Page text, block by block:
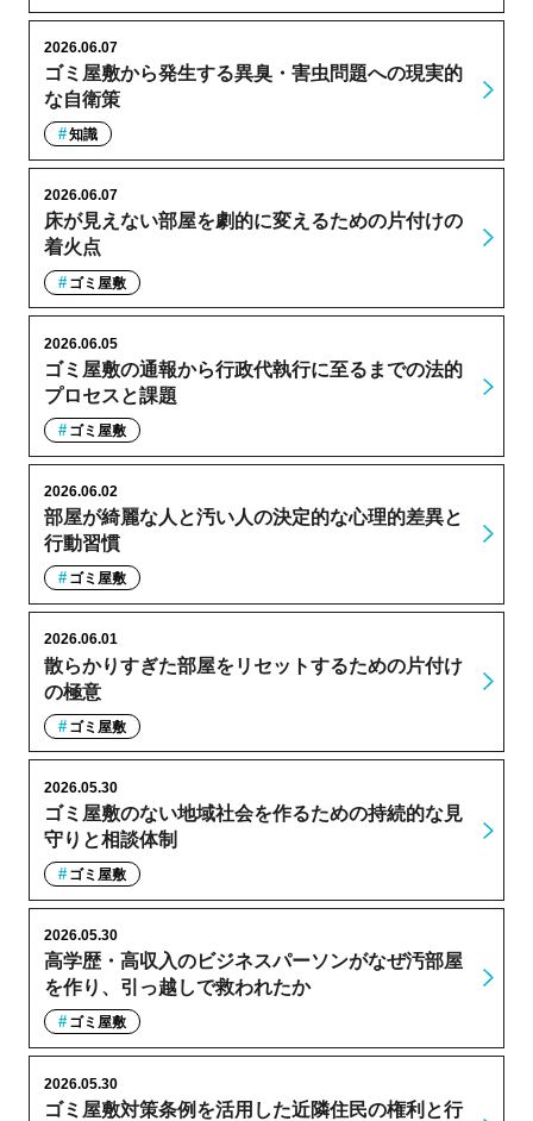
ゴミ屋敷から発生する異臭・害虫問題への現実的
な自衛策
2026.06.07
知識
床が見えない部屋を劇的に変えるための片付けの
着火点
2026.06.07
ゴミ屋敷
ゴミ屋敷の通報から行政代執行に至るまでの法的
プロセスと課題
2026.06.05
ゴミ屋敷
部屋が綺麗な人と汚い人の決定的な心理的差異と
行動習慣
2026.06.02
ゴミ屋敷
散らかりすぎた部屋をリセットするための片付け
の極意
2026.06.01
ゴミ屋敷
ゴミ屋敷のない地域社会を作るための持続的な見
守りと相談体制
2026.05.30
ゴミ屋敷
高学歴・高収入のビジネスパーソンがなぜ汚部屋
を作り、引っ越しで救われたか
2026.05.30
ゴミ屋敷
ゴミ屋敷対策条例を活用した近隣住民の権利と行
2026.05.30